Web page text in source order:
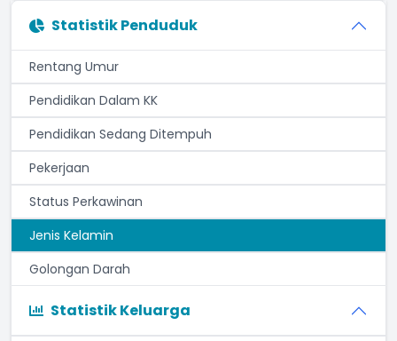
Statistik Penduduk
Rentang Umur
Pendidikan Dalam KK
Pendidikan Sedang Ditempuh
Pekerjaan
Status Perkawinan
Jenis Kelamin
Golongan Darah
Statistik Keluarga